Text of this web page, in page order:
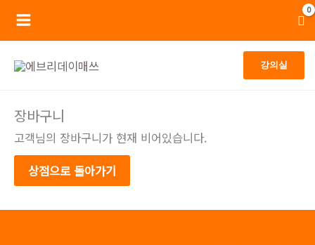
Main
Menu
강의실
장바구니
고객님의 장바구니가 현재 비어있습니다.
상점으로 돌아가기